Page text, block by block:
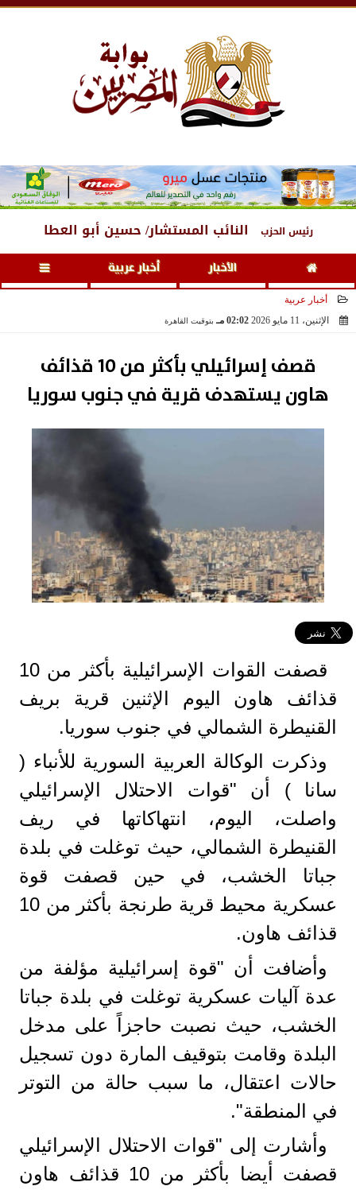
رئيس الحزب النائب المستشار/ حسين أبو العطا
الأخبار أخبار عربية
أخبار عربية
الإثنين، 11 مايو 2026
02:02 مـ بتوقيت القاهرة
قصف إسرائيلي بأكثر من 10 قذائف
هاون يستهدف قرية في جنوب سوريا
قصفت القوات الإسرائيلية بأكثر من 10
قذائف هاون اليوم الإثنين قرية بريف
القنيطرة الشمالي في جنوب سوريا.
وذكرت الوكالة العربية السورية للأنباء (
سانا ) أن "قوات الاحتلال الإسرائيلي
واصلت، اليوم، انتهاكاتها في ريف
القنيطرة الشمالي، حيث توغلت في بلدة
جباتا الخشب، في حين قصفت قوة
عسكرية محيط قرية طرنجة بأكثر من 10
قذائف هاون.
وأضافت أن "قوة إسرائيلية مؤلفة من
عدة آليات عسكرية توغلت في بلدة جباتا
الخشب، حيث نصبت حاجزاً على مدخل
البلدة وقامت بتوقيف المارة دون تسجيل
حالات اعتقال، ما سبب حالة من التوتر
في المنطقة".
وأشارت إلى "قوات الاحتلال الإسرائيلي
قصفت أيضا بأكثر من 10 قذائف هاون